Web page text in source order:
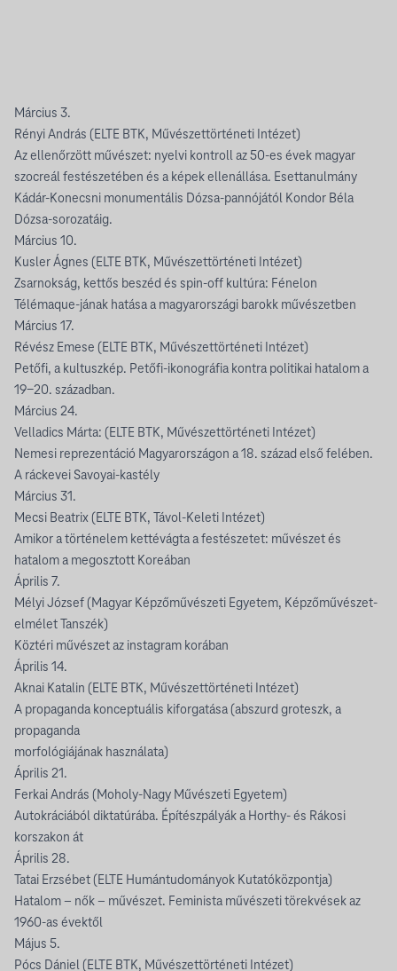
Március 3.
Rényi András (ELTE BTK, Művészettörténeti Intézet)
Az ellenőrzött művészet: nyelvi kontroll az 50-es évek magyar
szocreál festészetében és a képek ellenállása. Esettanulmány
Kádár-Konecsni monumentális Dózsa-pannójától Kondor Béla
Dózsa-sorozatáig.
Március 10.
Kusler Ágnes (ELTE BTK, Művészettörténeti Intézet)
Zsarnokság, kettős beszéd és spin-off kultúra: Fénelon
Télémaque-jának hatása a magyarországi barokk művészetben
Március 17.
Révész Emese (ELTE BTK, Művészettörténeti Intézet)
Petőfi, a kultuszkép. Petőfi-ikonográfia kontra politikai hatalom a
19-20. században.
Március 24.
Velladics Márta: (ELTE BTK, Művészettörténeti Intézet)
Nemesi reprezentáció Magyarországon a 18. század első felében.
A ráckevei Savoyai-kastély
Március 31.
Mecsi Beatrix (ELTE BTK, Távol-Keleti Intézet)
Amikor a történelem kettévágta a festészetet: művészet és
hatalom a megosztott Koreában
Április 7.
Mélyi József (Magyar Képzőművészeti Egyetem, Képzőművészet-
elmélet Tanszék)
Köztéri művészet az instagram korában
Április 14.
Aknai Katalin (ELTE BTK, Művészettörténeti Intézet)
A propaganda konceptuális kiforgatása (abszurd groteszk, a
propaganda
morfológiájának használata)
Április 21.
Ferkai András (Moholy-Nagy Művészeti Egyetem)
Autokráciából diktatúrába. Építészpályák a Horthy- és Rákosi
korszakon át
Április 28.
Tatai Erzsébet (ELTE Humántudományok Kutatóközpontja)
Hatalom – nők – művészet. Feminista művészeti törekvések az
1960-as évektől
Május 5.
Pócs Dániel (ELTE BTK, Művészettörténeti Intézet)